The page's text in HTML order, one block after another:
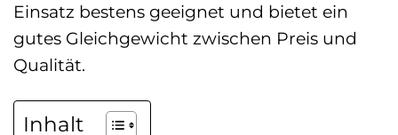
Einsatz bestens geeignet und bietet ein
gutes Gleichgewicht zwischen Preis und
Qualität.
Inhalt